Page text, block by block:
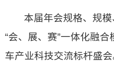
本届年会规格、规
“会、展、赛”一体化融
车产业科技交流标杆盛